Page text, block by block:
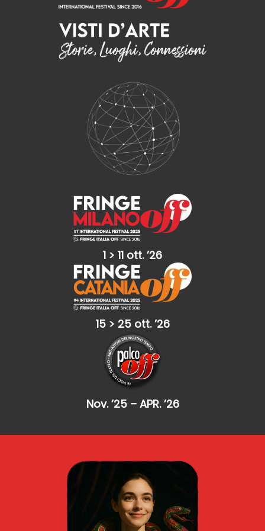
1 > 11 ott. ’26
15 > 25 ott. ’26
Nov. ’25 – APR. ’26